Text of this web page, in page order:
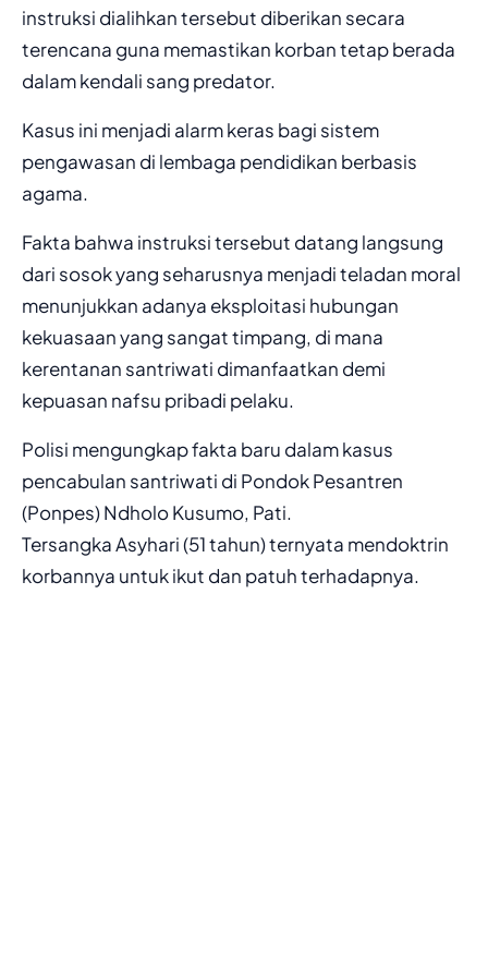
instruksi dialihkan tersebut diberikan secara
terencana guna memastikan korban tetap berada
dalam kendali sang predator.
Kasus ini menjadi alarm keras bagi sistem
pengawasan di lembaga pendidikan berbasis
agama.
Fakta bahwa instruksi tersebut datang langsung
dari sosok yang seharusnya menjadi teladan moral
menunjukkan adanya eksploitasi hubungan
kekuasaan yang sangat timpang, di mana
kerentanan santriwati dimanfaatkan demi
kepuasan nafsu pribadi pelaku.
Polisi mengungkap fakta baru dalam kasus
pencabulan santriwati di Pondok Pesantren
(Ponpes) Ndholo Kusumo, Pati.
Tersangka Asyhari (51 tahun) ternyata mendoktrin
korbannya untuk ikut dan patuh terhadapnya.